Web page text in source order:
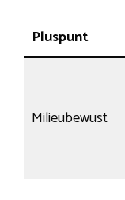
Pluspunt
Milieubewust